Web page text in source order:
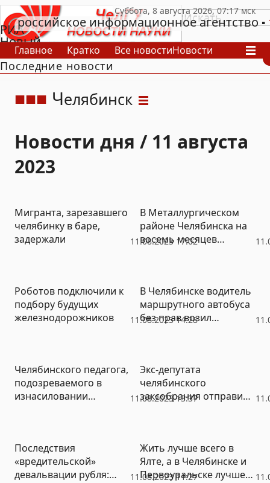
РИА
Новый
День
российское информационное агентство
Главное Кратко Все новостиНовости
В России
В мире
Последние новости
Челябинск
Новости дня / 11 августа
2023
11.08.2023 17:02
Мигранта, зарезавшего
челябинку в баре,
задержали
В Металлургическом
районе Челябинска на
восемь месяцев
11.08.2023 14:28
Роботов подключили к
подбору будущих
железнодорожников
В Челябинске водитель
маршрутного автобуса
без прав возил
11.08.2023 13:37
Челябинского педагога,
подозреваемого в
изнасиловании
Экс-депутата
челябинского
заксобрания отправили
11.08.2023 11:27
Последствия
«вредительской»
девальвации рубля:
Жить лучше всего в
Ялте, а в Челябинске и
Первоуральске лучше